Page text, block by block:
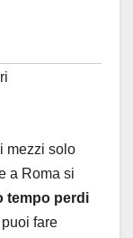
mezzi solo
a Roma si
tempo perdi
fare